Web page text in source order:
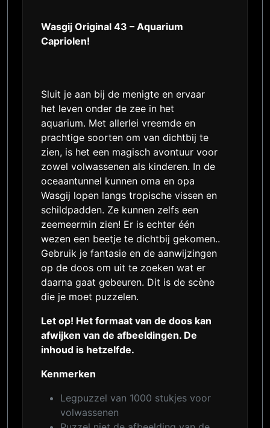
Wasgij Original 43 – Aquarium
Capriolen!
Sluit je aan bij de menigte en ervaar
het leven onder de zee in het
aquarium. Met allerlei vreemde en
prachtige soorten om van dichtbij te
zien, is het een magisch avontuur voor
zowel volwassenen als kinderen. In de
oceaantunnel kunnen oma en opa
Wasgij lopen langs tropische vissen en
schildpadden. Ze kunnen zelfs een
zeemeermin zien! Er is echter één
wezen een beetje te dichtbij gekomen..
Gebruik je fantasie en de aanwijzingen
op de doos om uit te zoeken wat er
daarna gaat gebeuren. Dit is de scène
die je moet puzzelen.
Let op! Het formaat van de doos kan
afwijken van de afbeeldingen. De
inhoud is hetzelfde.
Kenmerken
Legpuzzel van 1000 stukjes voor
volwassenen